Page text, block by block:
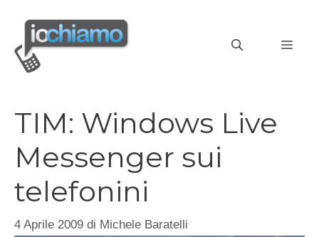
contenuto
TIM: Windows Live
Messenger sui
telefonini
4 Aprile 2009 di Michele Baratelli